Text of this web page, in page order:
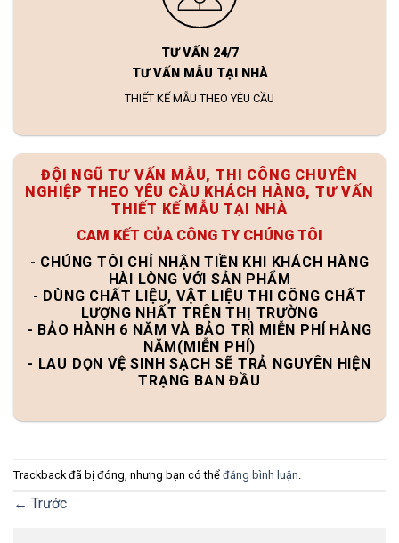
TƯ VẤN 24/7
TƯ VẤN MẪU TẠI NHÀ
THIẾT KẾ MẪU THEO YÊU CẦU
ĐỘI NGŨ TƯ VẤN MẪU, THI CÔNG CHUYÊN
NGHIỆP THEO YÊU CẦU KHÁCH HÀNG, TƯ VẤN
THIẾT KẾ MẪU TẠI NHÀ
CAM KẾT CỦA CÔNG TY CHÚNG TÔI
- CHÚNG TÔI CHỈ NHẬN TIỀN KHI KHÁCH HÀNG
HÀI LÒNG VỚI SẢN PHẨM
- DÙNG CHẤT LIỆU, VẬT LIỆU THI CÔNG CHẤT
LƯỢNG NHẤT TRÊN THỊ TRƯỜNG
- BẢO HÀNH 6 NĂM VÀ BẢO TRÌ MIỄN PHÍ HÀNG
NĂM(MIỄN PHÍ)
- LAU DỌN VỆ SINH SẠCH SẼ TRẢ NGUYÊN HIỆN
TRẠNG BAN ĐẦU
Trackback đã bị đóng, nhưng bạn có thể đăng bình luận
← Trước